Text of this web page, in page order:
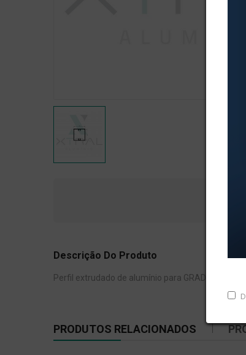
Descrição Do Produto
Perfil extrudado de alumínio para GRADIL E
PRODUTOS RELACIONADOS